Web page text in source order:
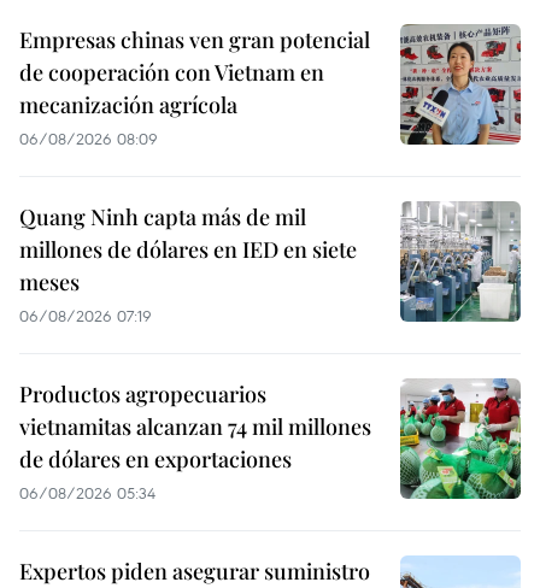
Empresas chinas ven gran potencial
de cooperación con Vietnam en
mecanización agrícola
06/08/2026 08:09
Quang Ninh capta más de mil
millones de dólares en IED en siete
meses
06/08/2026 07:19
Productos agropecuarios
vietnamitas alcanzan 74 mil millones
de dólares en exportaciones
06/08/2026 05:34
Expertos piden asegurar suministro